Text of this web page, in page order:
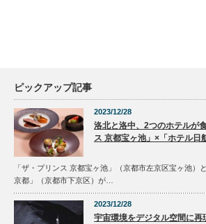
ピックアップ記事
2023/12/28
洛北と洛中、2つのホテルが
ス 京都宝ヶ池」×「ホテル日
「ザ・プリンス 京都宝ヶ池」（京都市左京区宝ヶ池）
京都」（京都市下京区）が…
2023/12/28
宇宙環境をデジタル空間に再